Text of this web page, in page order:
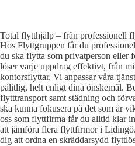
Total flytthjälp – från professionell
Hos Flyttgruppen får du
du ska flytta som privatperson eller
löser varje uppdrag effektivt, från
kontorsflyttar. Vi anpassar våra
pålitlig, helt enligt dina önskemål.
flytttransport samt städning och
ska kunna fokusera på det som är
oss som flyttfirma får du alltid klar
att jämföra flera flyttfirmor i
dig att ordna en skräddarsydd